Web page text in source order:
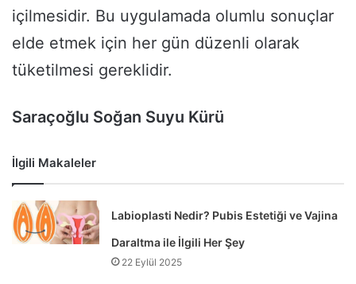
içilmesidir. Bu uygulamada olumlu sonuçlar
elde etmek için her gün düzenli olarak
tüketilmesi gereklidir.
Saraçoğlu Soğan Suyu Kürü
İlgili Makaleler
Labioplasti Nedir? Pubis Estetiği ve Vajina
Daraltma ile İlgili Her Şey
22 Eylül 2025